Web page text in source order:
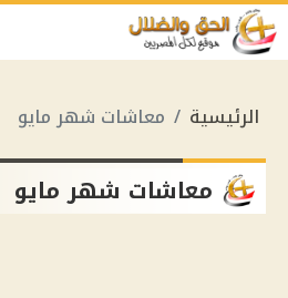
الرئيسية معاشات شهر مايو
معاشات شهر مايو